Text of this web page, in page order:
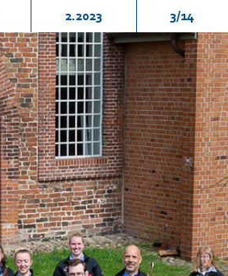
2.2023 3/14